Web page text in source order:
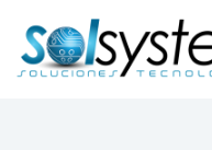
contenido